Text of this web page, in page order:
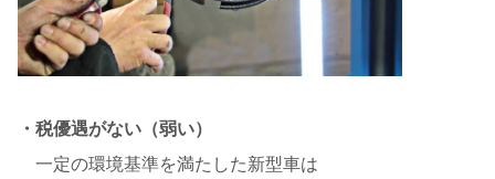
・税優遇がない（弱い）
一定の環境基準を満たした新型車は